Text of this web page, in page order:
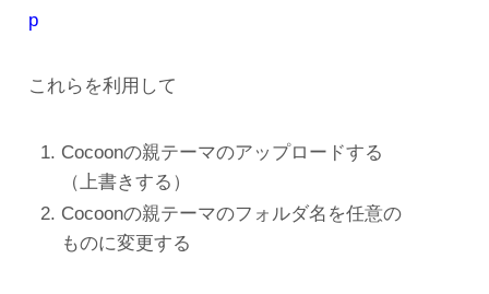
p
これらを利用して
Cocoonの親テーマのアップロードする
（上書きする）
Cocoonの親テーマのフォルダ名を任意の
ものに変更する